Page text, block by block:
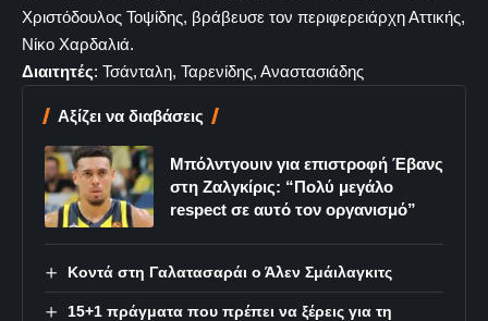
Χριστόδουλος Τοψίδης, βράβευσε τον περιφερειάρχη Αττικής,
Νίκο Χαρδαλιά.
Διαιτητές: Τσάνταλη, Ταρενίδης, Αναστασιάδης
Αξίζει να διαβάσεις
Μπόλντγουιν για επιστροφή Έβανς
στη Ζαλγκίρις: “Πολύ μεγάλο
respect σε αυτό τον οργανισμό”
Κοντά στη Γαλατασαράι ο Άλεν Σμάιλαγκιτς
15+1 πράγματα που πρέπει να ξέρεις για τη